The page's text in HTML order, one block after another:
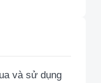
và sử dụng